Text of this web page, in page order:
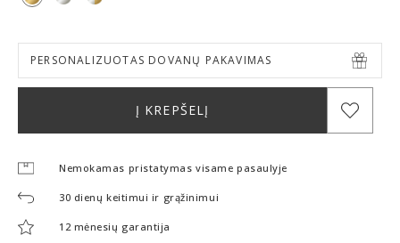
PERSONALIZUOTAS DOVANŲ PAKAVIMAS
Į KREPŠELĮ
Nemokamas pristatymas visame pasaulyje
30 dienų keitimui ir grąžinimui
12 mėnesių garantija